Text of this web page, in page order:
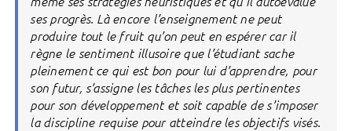
ses progrès. Là encore l’enseignement ne peut
produire tout le fruit qu’on peut en espérer car il
règne le sentiment illusoire que l’étudiant sache
pleinement ce qui est bon pour lui d’apprendre, pour
son futur, s’assigne les tâches les plus pertinentes
pour son développement et soit capable de s’imposer
la discipline requise pour atteindre les objectifs visés.